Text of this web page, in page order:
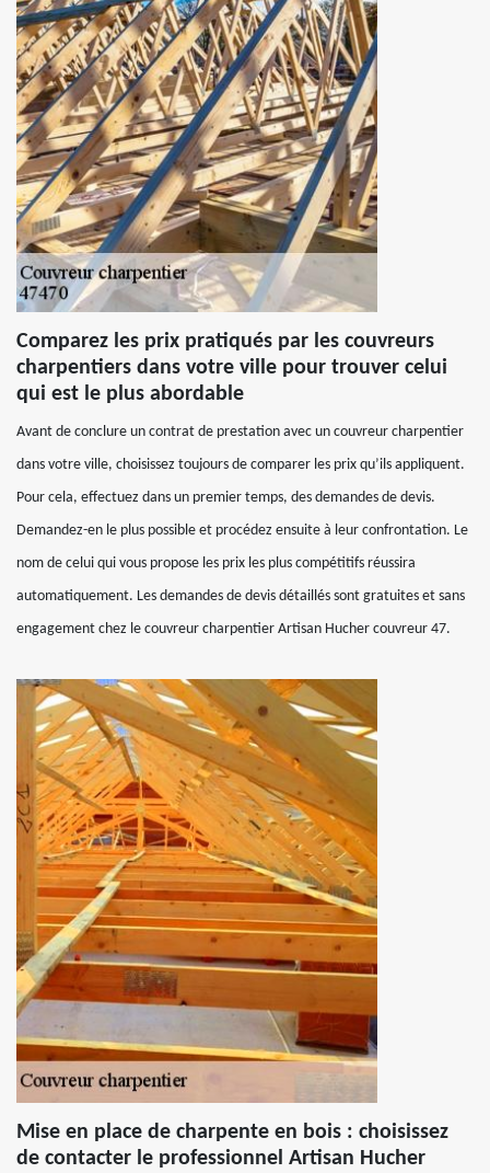
Comparez les prix pratiqués par les couvreurs
charpentiers dans votre ville pour trouver celui
qui est le plus abordable
Avant de conclure un contrat de prestation avec un couvreur charpentier
dans votre ville, choisissez toujours de comparer les prix qu’ils appliquent.
Pour cela, effectuez dans un premier temps, des demandes de devis.
Demandez-en le plus possible et procédez ensuite à leur confrontation. Le
nom de celui qui vous propose les prix les plus compétitifs réussira
automatiquement. Les demandes de devis détaillés sont gratuites et sans
engagement chez le couvreur charpentier Artisan Hucher couvreur 47.
Mise en place de charpente en bois : choisissez
de contacter le professionnel Artisan Hucher